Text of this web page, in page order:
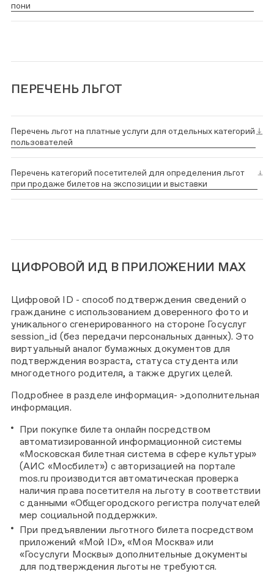
пони
ПЕРЕЧЕНЬ ЛЬГОТ
Перечень льгот на платные услуги для отдельных категорий
пользователей
Перечень категорий посетителей для определения льгот
при продаже билетов на экспозиции и выставки
ЦИФРОВОЙ ИД В ПРИЛОЖЕНИИ MAX
Цифровой ID - способ подтверждения сведений о
гражданине с использованием доверенного фото и
уникального сгенерированного на стороне Госуслуг
session_id (без передачи персональных данных). Это
виртуальный аналог бумажных документов для
подтверждения возраста, статуса студента или
многодетного родителя, а также других целей.
Подробнее в разделе информация- >дополнительная
информация.
При покупке билета онлайн посредством
автоматизированной информационной системы
«Московская билетная система в сфере культуры»
(АИС «Мосбилет») с авторизацией на портале
mos.ru производится автоматическая проверка
наличия права посетителя на льготу в соответствии
с данными «Общегородского регистра получателей
мер социальной поддержки».
При предъявлении льготного билета посредством
приложений «Мой ID», «Моя Москва» или
«Госуслуги Москвы» дополнительные документы
для подтверждения льготы не требуются.